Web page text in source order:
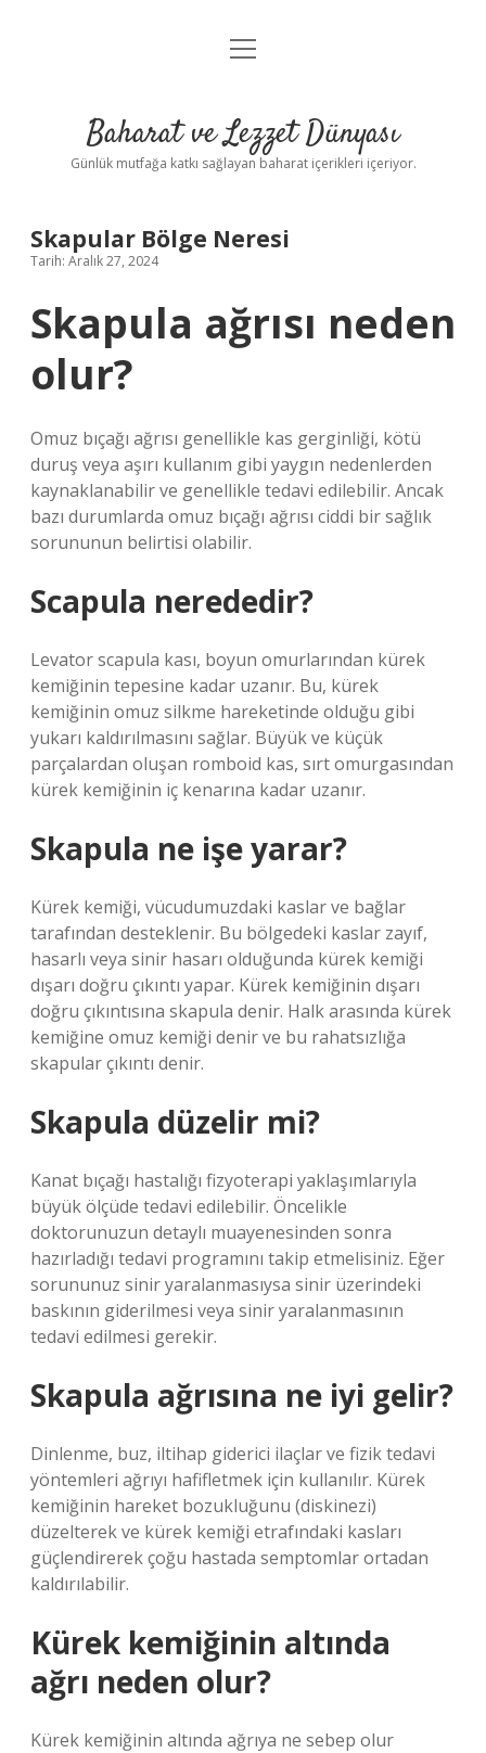
Anasayfa
Yasal Uyarı
menüyü
Baharat ve Lezzet Dünyası
Günlük mutfağa katkı sağlayan baharat içerikleri içeriyor.
Skapular Bölge Neresi
Tarih: Aralık 27, 2024
Skapula ağrısı neden
olur?
Omuz bıçağı ağrısı genellikle kas gerginliği, kötü
duruş veya aşırı kullanım gibi yaygın nedenlerden
kaynaklanabilir ve genellikle tedavi edilebilir. Ancak
bazı durumlarda omuz bıçağı ağrısı ciddi bir sağlık
sorununun belirtisi olabilir.
Scapula nerededir?
Levator scapula kası, boyun omurlarından kürek
kemiğinin tepesine kadar uzanır. Bu, kürek
kemiğinin omuz silkme hareketinde olduğu gibi
yukarı kaldırılmasını sağlar. Büyük ve küçük
parçalardan oluşan romboid kas, sırt omurgasından
kürek kemiğinin iç kenarına kadar uzanır.
Skapula ne işe yarar?
Kürek kemiği, vücudumuzdaki kaslar ve bağlar
tarafından desteklenir. Bu bölgedeki kaslar zayıf,
hasarlı veya sinir hasarı olduğunda kürek kemiği
dışarı doğru çıkıntı yapar. Kürek kemiğinin dışarı
doğru çıkıntısına skapula denir. Halk arasında kürek
kemiğine omuz kemiği denir ve bu rahatsızlığa
skapular çıkıntı denir.
Skapula düzelir mi?
Kanat bıçağı hastalığı fizyoterapi yaklaşımlarıyla
büyük ölçüde tedavi edilebilir. Öncelikle
doktorunuzun detaylı muayenesinden sonra
hazırladığı tedavi programını takip etmelisiniz. Eğer
sorununuz sinir yaralanmasıysa sinir üzerindeki
baskının giderilmesi veya sinir yaralanmasının
tedavi edilmesi gerekir.
Skapula ağrısına ne iyi gelir?
Dinlenme, buz, iltihap giderici ilaçlar ve fizik tedavi
yöntemleri ağrıyı hafifletmek için kullanılır. Kürek
kemiğinin hareket bozukluğunu (diskinezi)
düzelterek ve kürek kemiği etrafındaki kasları
güçlendirerek çoğu hastada semptomlar ortadan
kaldırılabilir.
Kürek kemiğinin altında
ağrı neden olur?
Kürek kemiğinin altında ağrıya ne sebep olur